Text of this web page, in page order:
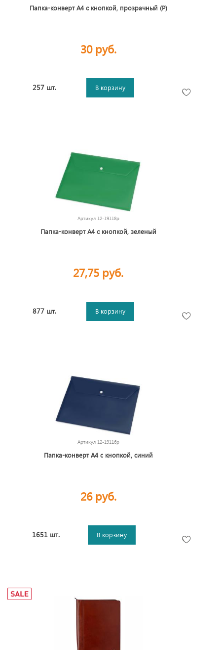
Папка-конверт А4 с кнопкой, прозрачный (Р)
30 руб.
257 шт. В корзину
Артикул 12-19118p
Папка-конверт А4 с кнопкой, зеленый
27,75 руб.
877 шт. В корзину
Артикул 12-19116p
Папка-конверт А4 с кнопкой, синий
26 руб.
1651 шт. В корзину